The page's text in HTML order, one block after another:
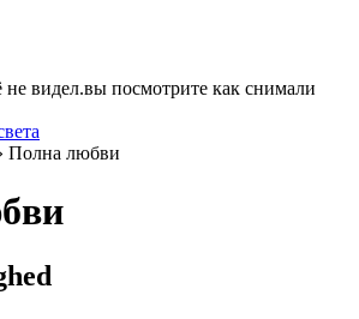
видел.вы посмотрите как снимали
Полна любви